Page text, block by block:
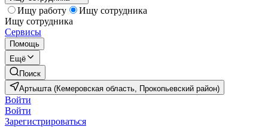
Ищу работу
Ищу сотрудника
Ищу сотрудника
Сервисы
Помощь
Ещё
Поиск
Артышта (Кемеровская область, Прокопьевский район)
Войти
Войти
Зарегистрироваться